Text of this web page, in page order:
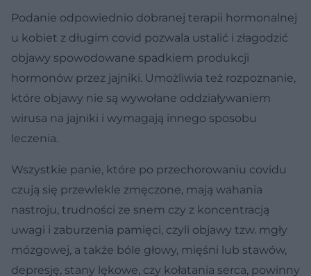
Podanie odpowiednio dobranej terapii hormonalnej
u kobiet z długim covid pozwala ustalić i złagodzić
objawy spowodowane spadkiem produkcji
hormonów przez jajniki. Umożliwia też rozpoznanie,
które objawy nie są wywołane oddziaływaniem
wirusa na jajniki i wymagają innego sposobu
leczenia.
Wszystkie panie, które po przechorowaniu covidu
czują się przewlekle zmęczone, mają wahania
nastroju, trudności ze snem czy z koncentracją
uwagi i zaburzenia pamięci, czyli objawy tzw. mgły
mózgowej, a także bóle głowy, mięśni lub stawów,
depresję, stany lękowe, czy kołatania serca, powinny